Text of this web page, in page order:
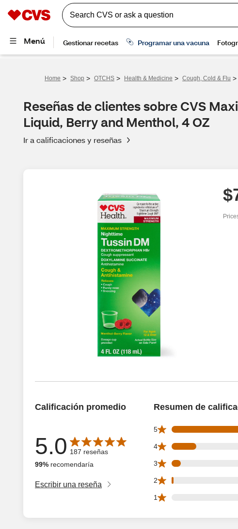
Home > Shop > OTCHS > Health & Medicine > Cough, Cold & Flu >
Reseñas de clientes sobre CVS
Liquid, Berry and Menthol, 4 OZ
Ir a calificaciones y reseñas
Calificación promedio
5.0
Average rating is 5.0 out of 5 stars with 187 reseñas
187 reseñas
99% recomendaría
Escribir una reseña
Resumen de
5
149 5 star reviews out of
4
26 4 star reviews out of
3
10 3 star reviews out of
2
2 2 star reviews out of
1
0 1 star reviews out of